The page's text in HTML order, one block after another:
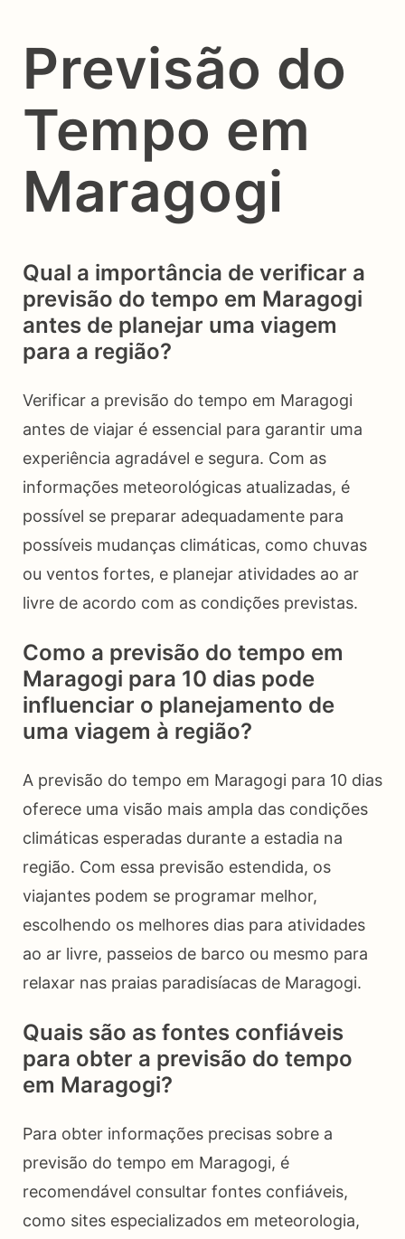
Previsão do
Tempo em
Maragogi
Qual a importância de verificar a
previsão do tempo em Maragogi
antes de planejar uma viagem
para a região?
Verificar a previsão do tempo em Maragogi
antes de viajar é essencial para garantir uma
experiência agradável e segura. Com as
informações meteorológicas atualizadas, é
possível se preparar adequadamente para
possíveis mudanças climáticas, como chuvas
ou ventos fortes, e planejar atividades ao ar
livre de acordo com as condições previstas.
Como a previsão do tempo em
Maragogi para 10 dias pode
influenciar o planejamento de
uma viagem à região?
A previsão do tempo em Maragogi para 10 dias
oferece uma visão mais ampla das condições
climáticas esperadas durante a estadia na
região. Com essa previsão estendida, os
viajantes podem se programar melhor,
escolhendo os melhores dias para atividades
ao ar livre, passeios de barco ou mesmo para
relaxar nas praias paradisíacas de Maragogi.
Quais são as fontes confiáveis
para obter a previsão do tempo
em Maragogi?
Para obter informações precisas sobre a
previsão do tempo em Maragogi, é
recomendável consultar fontes confiáveis,
como sites especializados em meteorologia,